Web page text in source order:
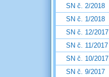
SN č. 2/2018
SN č. 1/2018
SN č. 12/2017
SN č. 11/2017
SN č. 10/2017
SN č. 9/2017